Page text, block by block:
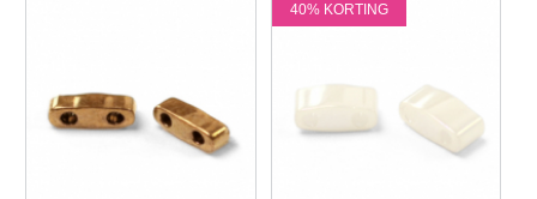
40% KORTING